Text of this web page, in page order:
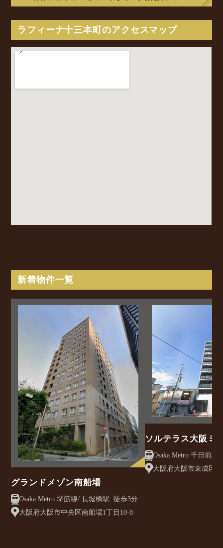
ラフィーナ十三本町のアクセスマップ
新着物件一覧
グランドメゾン南船場
Osaka Metro 堺筋線/ 長堀橋駅 徒歩3分
大阪府大阪市中央区南船場1丁目10-8
ソルテラス大阪ミ
クレアスト
大阪府大阪市東成区